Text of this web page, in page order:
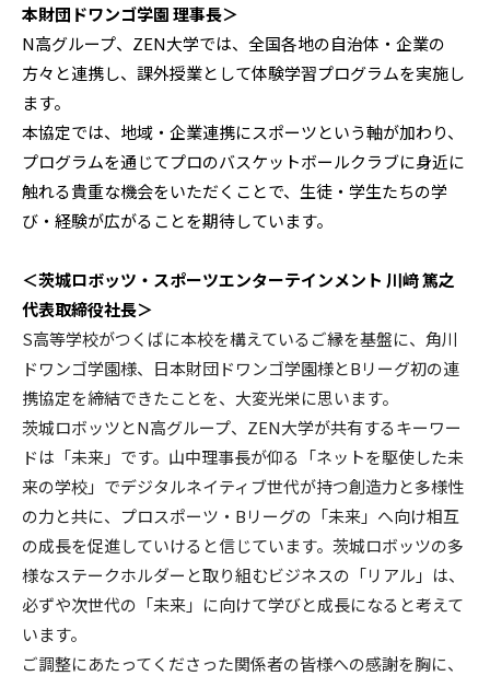
本財団ドワンゴ学園 理事長＞
N高グループ、ZEN大学では、全国各地の自治体・企業の
方々と連携し、課外授業として体験学習プログラムを実施し
ます。
本協定では、地域・企業連携にスポーツという軸が加わり、
プログラムを通じてプロのバスケットボールクラブに身近に
触れる貴重な機会をいただくことで、生徒・学生たちの学
び・経験が広がることを期待しています。
＜茨城ロボッツ・スポーツエンターテインメント 川﨑 篤之
代表取締役社長＞
S高等学校がつくばに本校を構えているご縁を基盤に、角川
ドワンゴ学園様、日本財団ドワンゴ学園様とBリーグ初の連
携協定を締結できたことを、大変光栄に思います。
茨城ロボッツとN高グループ、ZEN大学が共有するキーワー
ドは「未来」です。山中理事長が仰る「ネットを駆使した未
来の学校」でデジタルネイティブ世代が持つ創造力と多様性
の力と共に、プロスポーツ・Bリーグの「未来」へ向け相互
の成長を促進していけると信じています。茨城ロボッツの多
様なステークホルダーと取り組むビジネスの「リアル」は、
必ずや次世代の「未来」に向けて学びと成長になると考えて
います。
ご調整にあたってくださった関係者の皆様への感謝を胸に、